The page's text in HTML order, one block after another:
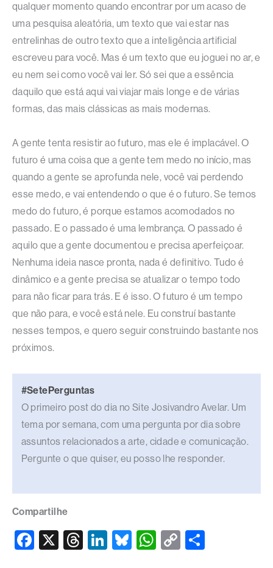
qualquer momento quando encontrar por um acaso de
uma pesquisa aleatória, um texto que vai estar nas
entrelinhas de outro texto que a inteligência artificial
escreveu para você. Mas é um texto que eu joguei no ar, e
eu nem sei como você vai ler. Só sei que a essência
daquilo que está aqui vai viajar mais longe e de várias
formas, das mais clássicas as mais modernas.
A gente tenta resistir ao futuro, mas ele é implacável. O
futuro é uma coisa que a gente tem medo no início, mas
quando a gente se aprofunda nele, você vai perdendo
esse medo, e vai entendendo o que é o futuro. Se temos
medo do futuro, é porque estamos acomodados no
passado. E o passado é uma lembrança. O passado é
aquilo que a gente documentou e precisa aperfeiçoar.
Nenhuma ideia nasce pronta, nada é definitivo. Tudo é
dinâmico e a gente precisa se atualizar o tempo todo
para não ficar para trás. E é isso. O futuro é um tempo
que não para, e você está nele. Eu construí bastante
nesses tempos, e quero seguir construindo bastante nos
próximos.
#SetePerguntas
O primeiro post do dia no Site Josivandro Avelar. Um
tema por semana, com uma pergunta por dia sobre
assuntos relacionados a arte, cidade e comunicação.
Pergunte o que quiser, eu posso lhe responder.
Compartilhe
F
X
T
Li
Bl
W
C